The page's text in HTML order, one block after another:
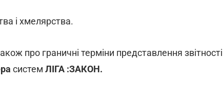
і хмелярства.
про граничні терміни представлення звітності
систем ЛІГА :ЗАКОН.